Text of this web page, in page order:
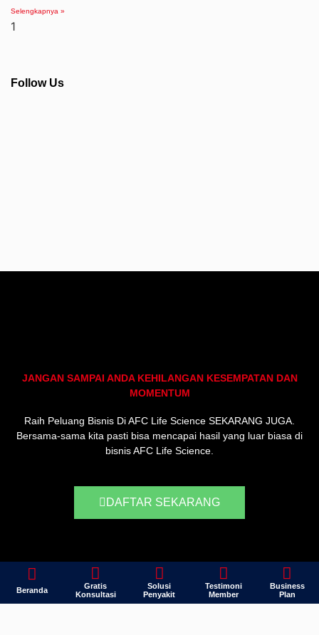
Selengkapnya »
Follow Us
JANGAN SAMPAI ANDA KEHILANGAN KESEMPATAN DAN
MOMENTUM
Raih Peluang Bisnis Di AFC Life Science SEKARANG JUGA.
Bersama-sama kita pasti bisa mencapai hasil yang luar biasa di
bisnis AFC Life Science.
DAFTAR SEKARANG
Beranda
Gratis
Konsultasi
Solusi
Penyakit
Testimoni
Member
Business
Plan